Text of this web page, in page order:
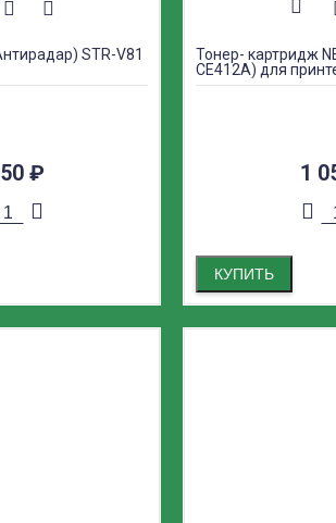
STR-V81
₽
Тонер- картридж
CE412A) для
Color M351/
1
КУПИТЬ